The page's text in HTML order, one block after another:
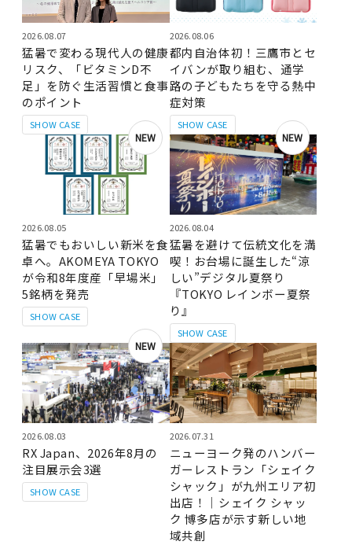
SHOW CASE
2026.08.07
猛暑で変わる現代人の健康
リスク、「ビタミンD不
足」を防ぐ生活習慣と食事
のポイント
SHOW CASE
2026.08.06
都内自治体初！三鷹市とセ
イバンが取り組む、通学
路の子どもたちを守る熱中
症対策
NEW
SHOW CASE
2026.08.05
猛暑でもおいしい新米を食
卓へ。AKOMEYA TOKYO
が令和8年度産「早場米」
5銘柄を発売
NEW
SHOW CASE
2026.08.04
猛暑を避けて伝統文化を満
喫！お台場に誕生した“涼
しい”デジタル夏祭り
『TOKYO レインボー夏祭
り』
NEW
SHOW CASE
2026.08.03
RX Japan、2026年8月の
注目展示会3選
2026.07.31
ニューヨーク発のハンバー
ガーレストラン「シェイク
シャック」が九州エリア初
出店！｜シェイク シャッ
ク 博多店が示す新しい地
域共創